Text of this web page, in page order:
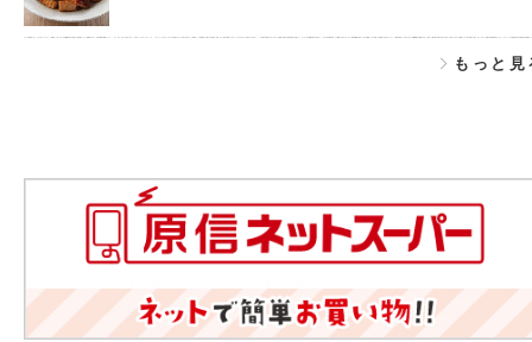
もっと見